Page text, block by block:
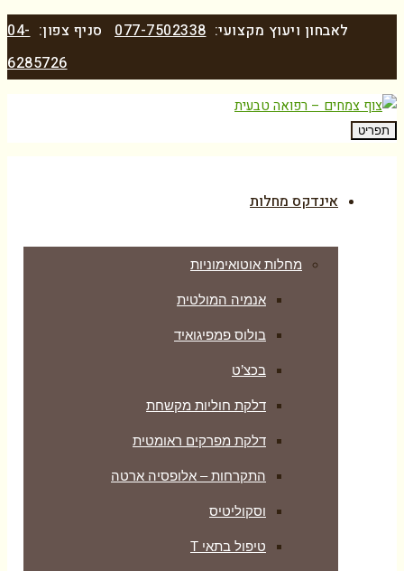
לאבחון ויעוץ מקצועי:077-7502338 סניף צפון:04-
6285726
תפריט
אינדקס מחלות
מחלות אוטואימוניות
אנמיה המולטית
בולוס פמפיגואיד
בכצ’ט
דלקת חוליות מקשחת
דלקת מפרקים ראומטית
התקרחות – אלופסיה ארטה
וסקוליטיס
טיפול בתאי T